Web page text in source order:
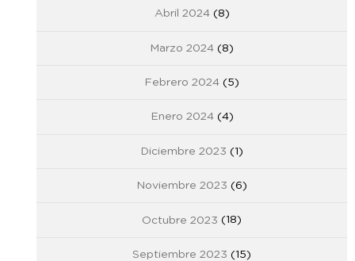
Abril 2024(8)
Marzo 2024 (8)
Febrero 2024 (5)
Enero 2024(4)
Diciembre 2023 (1)
Noviembre 2023 (6)
Octubre 2023 (18)
Septiembre 2023 (15)